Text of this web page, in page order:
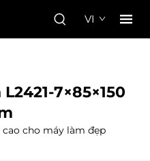
VI
7×85×150
cho máy làm đẹp